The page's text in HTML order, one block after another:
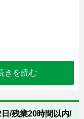
きを読む
/残業20時間以内/